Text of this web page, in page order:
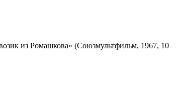
из Ромашкова» (Союзмультфильм, 1967, 10